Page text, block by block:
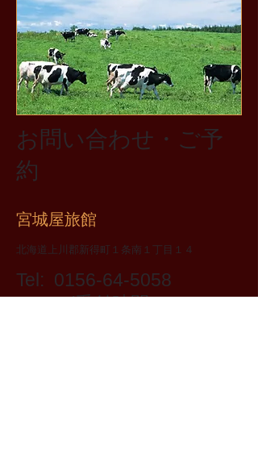
お問い合わせ・ご予
約
宮城屋旅館
北海道上川郡新得町１条南１丁目１４
Tel: 0156-64-5058
(受付時間